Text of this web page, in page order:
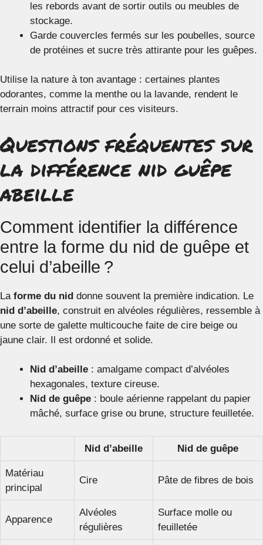
les rebords avant de sortir outils ou meubles de
stockage.
Garde couvercles fermés sur les poubelles, source
de protéines et sucre très attirante pour les guêpes.
Utilise la nature à ton avantage : certaines plantes
odorantes, comme la menthe ou la lavande, rendent le
terrain moins attractif pour ces visiteurs.
Questions fréquentes sur
la différence nid guêpe
abeille
Comment identifier la différence
entre la forme du nid de guêpe et
celui d’abeille ?
La forme du nid donne souvent la première indication. Le
nid d’abeille, construit en alvéoles régulières, ressemble à
une sorte de galette multicouche faite de cire beige ou
jaune clair. Il est ordonné et solide.
Nid d’abeille : amalgame compact d’alvéoles
hexagonales, texture cireuse.
Nid de guêpe : boule aérienne rappelant du papier
mâché, surface grise ou brune, structure feuilletée.
Nid d’abeille Nid de guêpe
Matériau
principal
Cire Pâte de fibres de bois
Apparence
Alvéoles
régulières
Surface molle ou
feuilletée